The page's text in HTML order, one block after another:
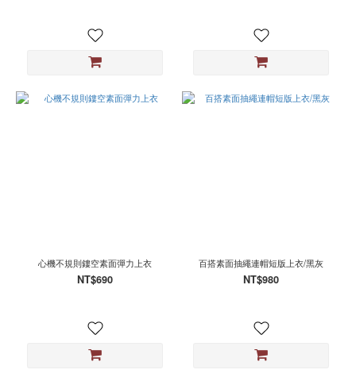
心機不規則鏤空素面彈力上衣
NT$690
百搭素面抽繩連帽短版上衣/黑灰
NT$980